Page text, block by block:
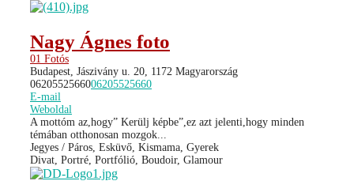
Nagy Ágnes foto
01 Fotós
Budapest, Jászivány u. 20, 1172 Magyarország
0620552566006205525660
E-mail
Weboldal
A mottóm az,hogy” Kerülj képbe”,ez azt jelenti,hogy minden
témában otthonosan mozgok...
Jegyes / Páros, Esküvő, Kismama, Gyerek
Divat, Portré, Portfólió, Boudoir, Glamour